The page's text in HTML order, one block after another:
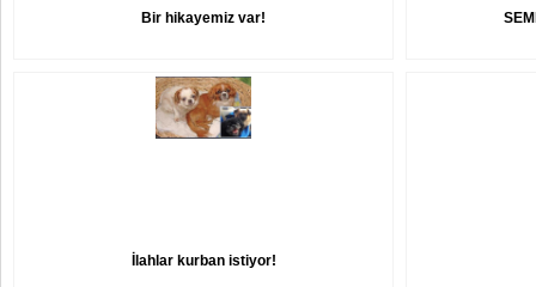
Bir hikayemiz var!
İlahlar kurban istiyor!